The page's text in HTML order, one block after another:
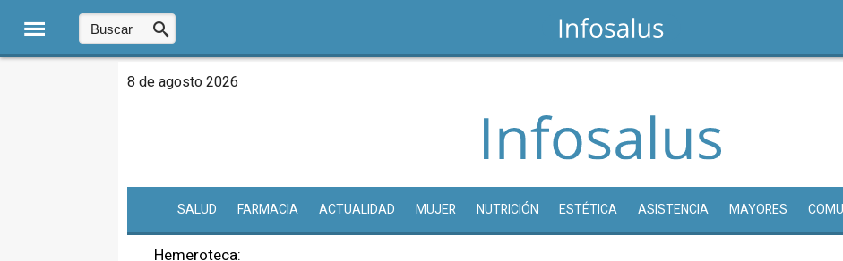
8 de agosto 2026
SALUD FARMACIA ACTUALIDAD MUJER NUTRICIÓN ESTÉTICA ASISTENCIA MAYORES
Hemeroteca: